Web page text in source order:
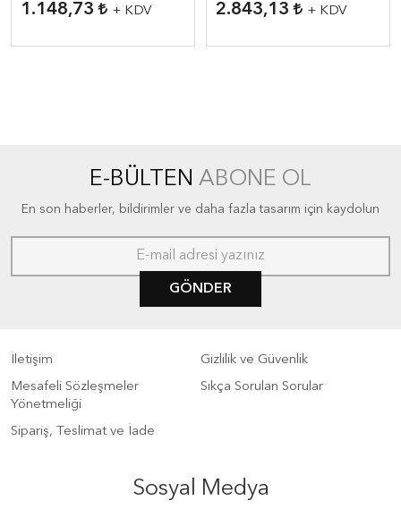
1.148,73 + KDV 2.843,13 + KDV
E-BÜLTEN ABONE OL
En son haberler, bildirimler ve daha fazla tasarım için kaydolun
GÖNDER
İletişim
Gizlilik ve Güvenlik
Mesafeli Sözleşmeler
Yönetmeliği
Sıkça Sorulan Sorular
Sipariş, Teslimat ve İade
Sosyal Medya